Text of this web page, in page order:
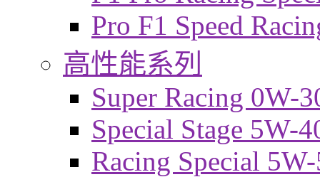
Pro F1 Speed
高性能系列
Super Racing 0W-
Special Stage 5W-
Racing Special